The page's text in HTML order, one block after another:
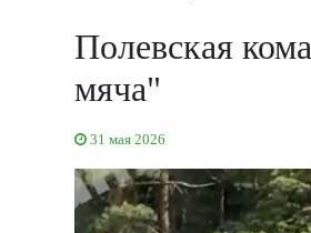
Полевская
мяча"
31 мая 2026